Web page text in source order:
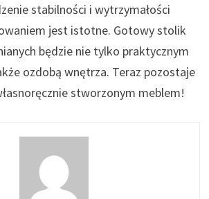
stabilności i wytrzymałości
jest istotne. Gotowy stolik
będzie nie tylko praktycznym
ozdobą wnętrza. Teraz pozostaje
stworzonym meblem!